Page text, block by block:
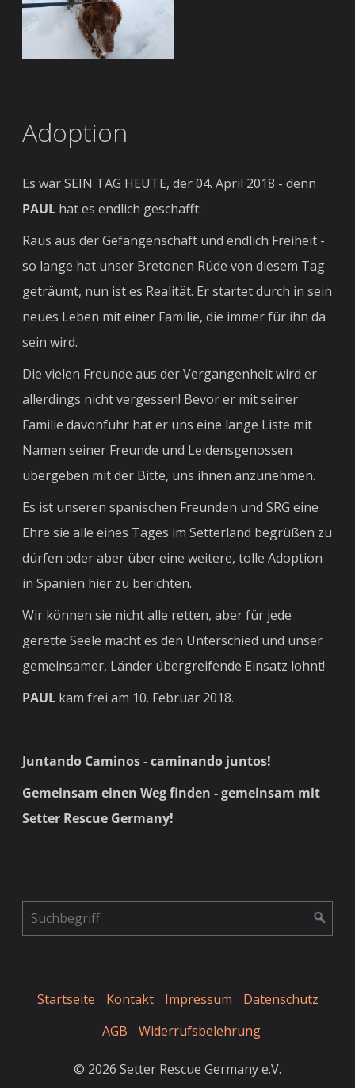
Adoption
Es war SEIN TAG HEUTE, der 04. April 2018 - denn
PAUL hat es endlich geschafft:
Raus aus der Gefangenschaft und endlich Freiheit -
so lange hat unser Bretonen Rüde von diesem Tag
geträumt, nun ist es Realität. Er startet durch in sein
neues Leben mit einer Familie, die immer für ihn da
sein wird.
Die vielen Freunde aus der Vergangenheit wird er
allerdings nicht vergessen! Bevor er mit seiner
Familie davonfuhr hat er uns eine lange Liste mit
Namen seiner Freunde und Leidensgenossen
übergeben mit der Bitte, uns ihnen anzunehmen.
Es ist unseren spanischen Freunden und SRG eine
Ehre sie alle eines Tages im Setterland begrüßen zu
dürfen oder aber über eine weitere, tolle Adoption
in Spanien hier zu berichten.
Wir können sie nicht alle retten, aber für jede
gerette Seele macht es den Unterschied und unser
gemeinsamer, Länder übergreifende Einsatz lohnt!
PAUL kam frei am 10. Februar 2018.
Juntando Caminos - caminando juntos!
Gemeinsam einen Weg finden - gemeinsam mit
Setter Rescue Germany!
Startseite Kontakt Impressum
Datenschutz
AGB
Widerrufsbelehrung
© 2026 Setter Rescue Germany e.V.